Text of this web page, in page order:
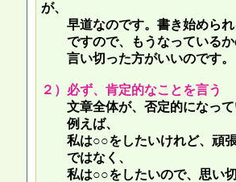
が、
早道なのです。書き始められ
ですので、もうなっているか
言い切った方がいいのです。
２）必ず、肯定的なことを言う
文章全体が、否定的になっ
例えば、
私は○○をしたいけれど、頑張
ではなく、
私は○○をしたいので、思い切